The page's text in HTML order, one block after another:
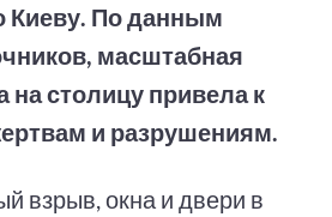
По данным
масштабная
на столицу привела к
и разрушениям.
взрыв, окна и двери в